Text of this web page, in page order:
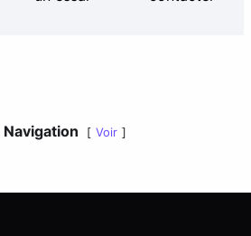
Navigation Voir